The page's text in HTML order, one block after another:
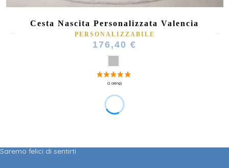
Cesta Nascita Personalizzata Valencia
PERSONALIZZABILE
176,40 €